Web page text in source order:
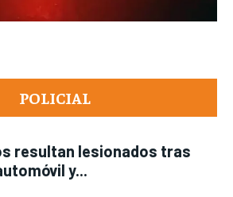
POLICIAL
resultan lesionados tras
y...